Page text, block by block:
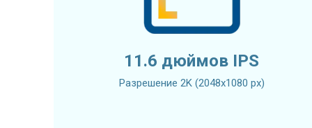
11.6 дюймов IPS
Разрешение 2K (2048x1080 px)